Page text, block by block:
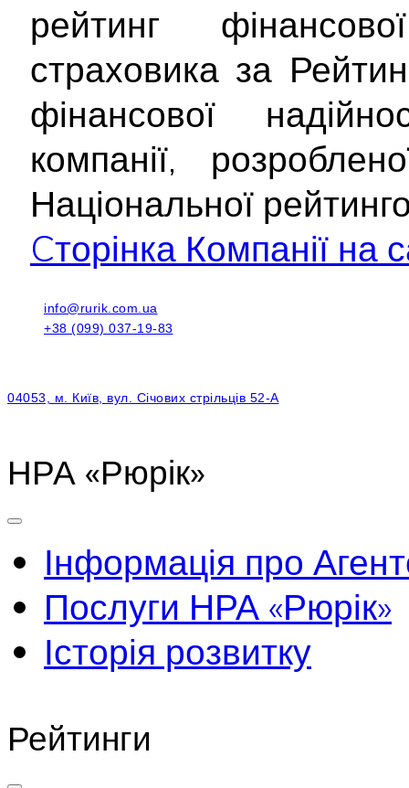
рейтинг
страховика за
фінансової
компанії,
Національної
Cторінка Компанії на
info@rurik.com.ua
+38 (099) 037-19-83
04053, м. Київ, вул. Січових стрільців 52-А
НРА «Рюрік»
Інформація про
Послуги НРА «Рюрік»
Історія розвитку
Рейтинги